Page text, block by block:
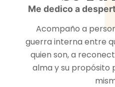
Me dedico a
Acompaño a
guerra interna entre
quien son, a
alma y su propósito